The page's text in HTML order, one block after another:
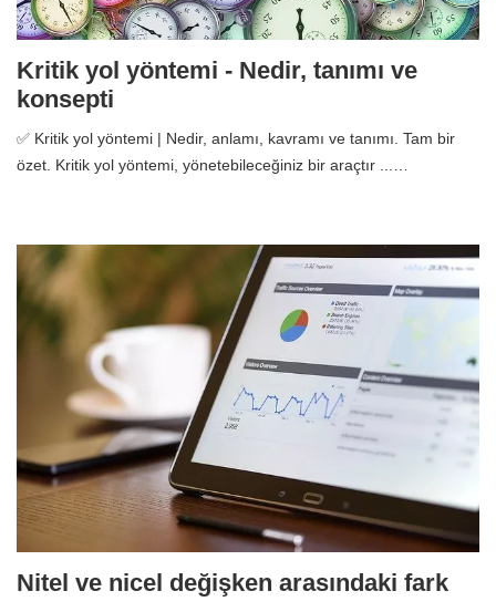
Kritik yol yöntemi - Nedir, tanımı ve
konsepti
✅ Kritik yol yöntemi | Nedir, anlamı, kavramı ve tanımı. Tam bir
özet. Kritik yol yöntemi, yönetebileceğiniz bir araçtır ...…
Nitel ve nicel değişken arasındaki fark